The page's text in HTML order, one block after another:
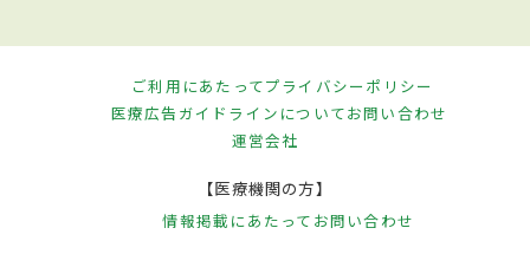
ご利用にあたってプライバシーポリシー
医療広告ガイドラインについてお問い合わせ
運営会社
【医療機関の方】
情報掲載にあたって お問い合わせ